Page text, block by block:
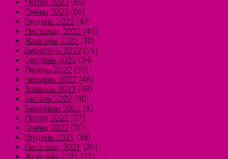
Лютий 2023 (69)
Січень 2023 (66)
Грудень 2022 (47)
Листопад 2022 (45)
Жовтень 2022 (30)
Вересень 2022 (26)
Серпень 2022 (34)
Липень 2022 (35)
Червень 2022 (46)
Травень 2022 (33)
Квітень 2022 (30)
Березень 2022 (9)
Лютий 2022 (27)
Січень 2022 (30)
Грудень 2021 (38)
Листопад 2021 (20)
Жовтень 2021 (21)